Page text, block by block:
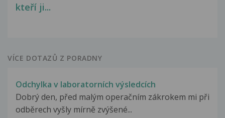
kteří ji...
VÍCE DOTAZŮ Z PORADNY
Odchylka v laboratorních výsledcích
Dobrý den, před malým operačním zákrokem mi při
odběrech vyšly mírně zvýšené...